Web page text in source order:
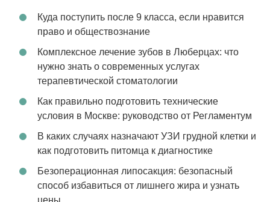
Куда поступить после 9 класса, если нравится
право и обществознание
Комплексное лечение зубов в Люберцах: что
нужно знать о современных услугах
терапевтической стоматологии
Как правильно подготовить технические
условия в Москве: руководство от Регламентум
В каких случаях назначают УЗИ грудной клетки и
как подготовить питомца к диагностике
Безоперационная липосакция: безопасный
способ избавиться от лишнего жира и узнать